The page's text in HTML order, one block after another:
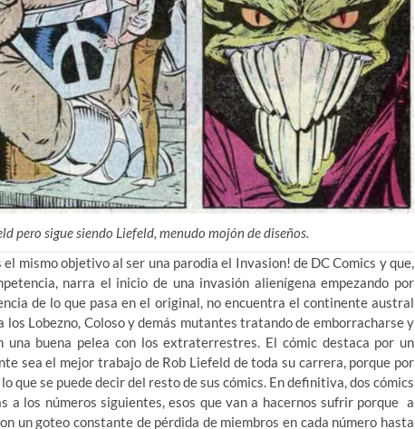
pero sigue siendo Liefeld, menudo mojón de diseños.
mismo objetivo al ser una parodia el Invasion! de DC Comics y que,
narra el inicio de una invasión alienígena empezando por
de lo que pasa en el original, no encuentra el continente austral
Lobezno, Coloso y demás mutantes tratando de emborracharse y
una buena pelea con los extraterrestres. El cómic destaca por un
sea el mejor trabajo de Rob Liefeld de toda su carrera, porque por
que se puede decir del resto de sus cómics. En definitiva, dos cómics
a los números siguientes, esos que van a hacernos sufrir porque a
un goteo constante de pérdida de miembros en cada número hasta